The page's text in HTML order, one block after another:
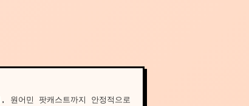
원어민 팟캐스트까지 안정적으로